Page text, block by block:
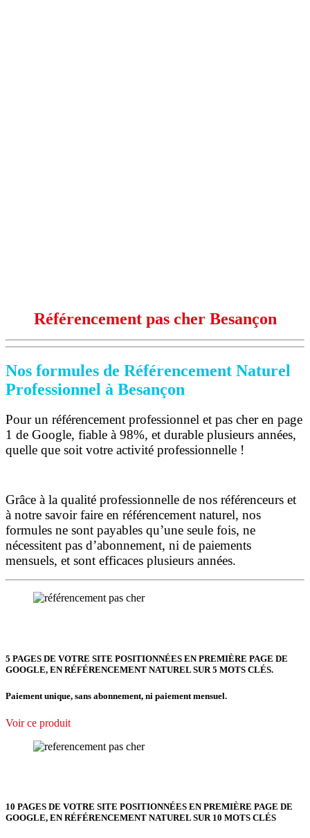
Référencement pas cher Besançon
Nos formules de Référencement Naturel
Professionnel à Besançon
Pour un référencement professionnel et pas cher en page
1 de Google, fiable à 98%, et durable plusieurs années,
quelle que soit votre activité professionnelle !
Grâce à la qualité professionnelle de nos référenceurs et
à notre savoir faire en référencement naturel, nos
formules ne sont payables qu’une seule fois, ne
nécessitent pas d’abonnement, ni de paiements
mensuels, et sont efficaces plusieurs années.
5 PAGES DE VOTRE SITE POSITIONNÉES EN PREMIÈRE PAGE DE
GOOGLE, EN RÉFÉRENCEMENT NATUREL SUR 5 MOTS CLÉS.
Paiement unique, sans abonnement, ni paiement mensuel.
Voir ce produit
10 PAGES DE VOTRE SITE POSITIONNÉES EN PREMIÈRE PAGE DE
GOOGLE, EN RÉFÉRENCEMENT NATUREL SUR 10 MOTS CLÉS